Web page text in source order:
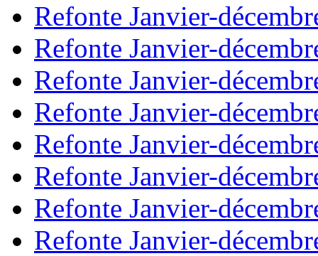
Refonte Janvier-
Refonte Janvier-
Refonte Janvier-
Refonte Janvier-
Refonte Janvier-
Refonte Janvier-
Refonte Janvier-
Refonte Janvier-